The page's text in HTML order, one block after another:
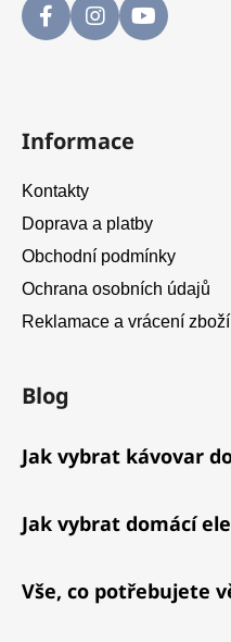
Informace
Kontakty
Doprava a platby
Obchodní podmínky
Ochrana osobních údajů
Reklamace a vrácení zboží
Blog
Jak vybrat kávovar
Jak vybrat domácí
Vše, co potřebujete